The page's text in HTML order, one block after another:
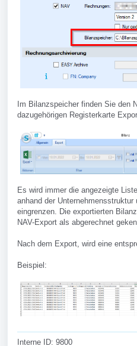
Im Bilanzspeicher finden Sie den
dazugehörigen Registerkarte
Es wird immer die angezeigte
anhand der
eingrenzen. Die exportierten
NAV-Export als abgerechnet
Nach dem Export, wird eine
Beispiel:
Interne ID: 9800